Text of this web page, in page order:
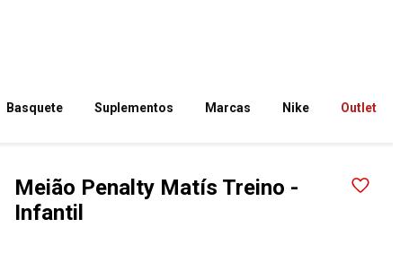
Basquete Suplementos Marcas Nike Outlet
Meião Penalty Matís Treino -
Infantil